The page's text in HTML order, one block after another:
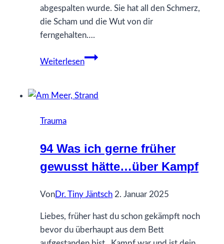
abgespalten wurde. Sie hat all den Schmerz,
die Scham und die Wut von dir
ferngehalten….
Weiterlesen
56
gerne
über
meine
Vierjährige
Trauma
94 Was ich gerne früher
gewusst hätte…über Kampf
VonDr. Tiny Jäntsch 2. Januar 2025
Liebes, früher hast du schon gekämpft noch
bevor du überhaupt aus dem Bett